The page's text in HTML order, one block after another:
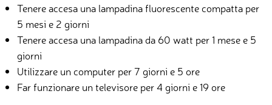
Tenere accesa una lampadina fluorescente compatta per
5 mesi e 2 giorni
Tenere accesa una lampadina da 60 watt per 1 mese e 5
giorni
Utilizzare un computer per 7 giorni e 5 ore
Far funzionare un televisore per 4 giorni e 19 ore